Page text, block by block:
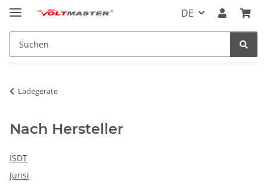
DE
Ladegeräte
Nach Hersteller
ISDT
Junsi